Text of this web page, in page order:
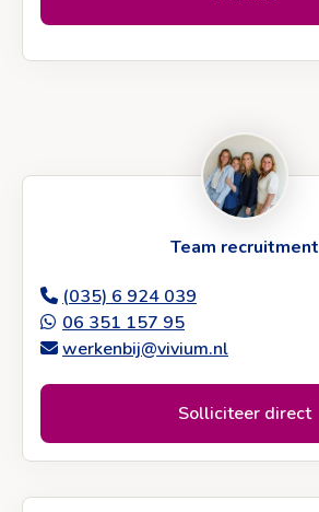
Team recruitment
(035) 6 924 039
06 351 157 95
werkenbij@vivium.nl
Solliciteer direct